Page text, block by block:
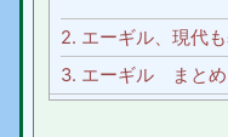
2. エーギル、現代
3. エーギル まとめ